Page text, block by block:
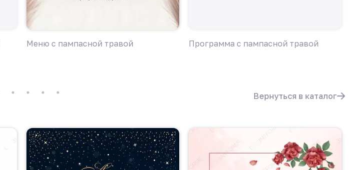
Меню с пампасной травой Программа с пампасной травой
Вернуться в каталог